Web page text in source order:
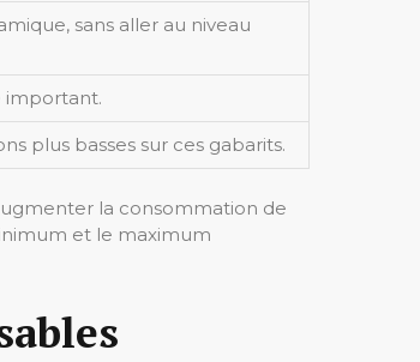
sans aller au niveau
important.
plus basses sur ces gabarits.
la consommation de
et le maximum